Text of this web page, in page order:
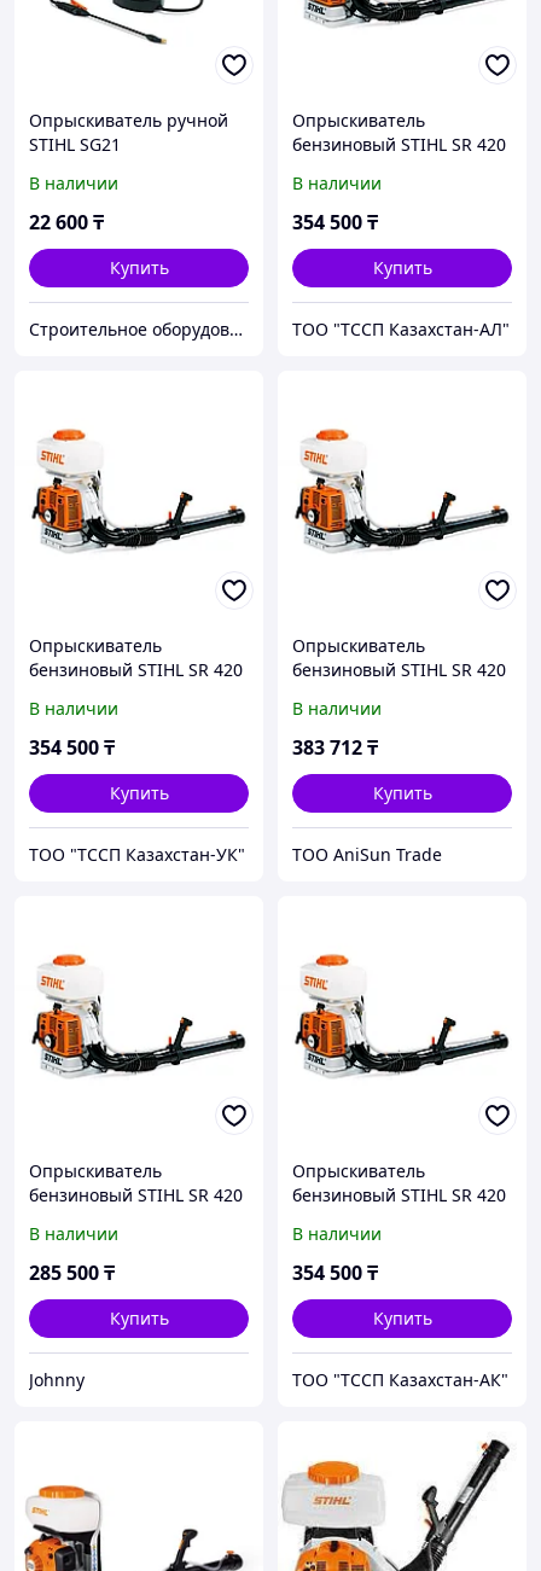
Опрыскиватель ручной
STIHL SG21
В наличии
22 600₸
Купить
Строительное оборудование "ElectroKlad"
Опрыскиватель
бензиновый STIHL SR 420
В наличии
354 500₸
Купить
ТОО "ТССП Казахстан-АЛ"
Опрыскиватель
бензиновый STIHL SR 420
В наличии
354 500₸
Купить
ТОО "ТССП Казахстан-УК"
Опрыскиватель
бензиновый STIHL SR 420
В наличии
383 712₸
Купить
ТОО AniSun Trade
Опрыскиватель
бензиновый STIHL SR 420
В наличии
285 500₸
Купить
Johnny
Опрыскиватель
бензиновый STIHL SR 420
В наличии
354 500₸
Купить
ТОО "ТССП Казахстан-АК"